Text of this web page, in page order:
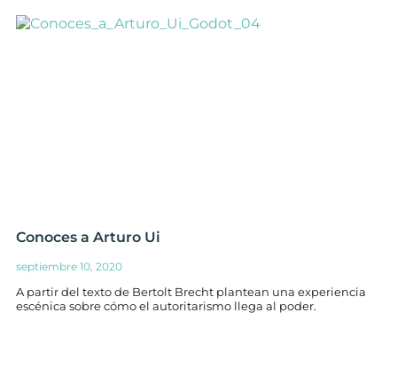
Conoces a Arturo Ui
septiembre 10, 2020
A partir del texto de Bertolt Brecht plantean una experiencia
escénica sobre cómo el autoritarismo llega al poder.